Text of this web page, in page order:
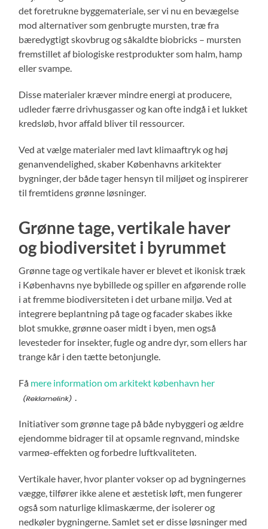
det foretrukne byggemateriale, ser vi nu en bevægelse
mod alternativer som genbrugte mursten, træ fra
bæredygtigt skovbrug og såkaldte biobricks – mursten
fremstillet af biologiske restprodukter som halm, hamp
eller svampe.
Disse materialer kræver mindre energi at producere,
udleder færre drivhusgasser og kan ofte indgå i et lukket
kredsløb, hvor affald bliver til ressourcer.
Ved at vælge materialer med lavt klimaaftryk og høj
genanvendelighed, skaber Københavns arkitekter
bygninger, der både tager hensyn til miljøet og inspirerer
til fremtidens grønne løsninger.
Grønne tage, vertikale haver
og biodiversitet i byrummet
Grønne tage og vertikale haver er blevet et ikonisk træk
i Københavns nye bybillede og spiller en afgørende rolle
i at fremme biodiversiteten i det urbane miljø. Ved at
integrere beplantning på tage og facader skabes ikke
blot smukke, grønne oaser midt i byen, men også
levesteder for insekter, fugle og andre dyr, som ellers har
trange kår i den tætte betonjungle.
Få mere information om arkitekt københavn her
Initiativer som grønne tage på både nybyggeri og ældre
ejendomme bidrager til at opsamle regnvand, mindske
varmeø-effekten og forbedre luftkvaliteten.
Vertikale haver, hvor planter vokser op ad bygningernes
vægge, tilfører ikke alene et æstetisk løft, men fungerer
også som naturlige klimaskærme, der isolerer og
nedkøler bygningerne. Samlet set er disse løsninger med